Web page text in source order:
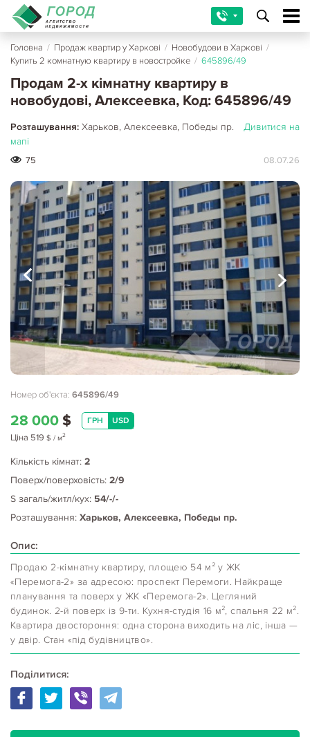
Головна / Продаж квартир у Харкові / Новобудови в Харкові /
Купить 2 комнатную квартиру в новостройке / 645896/49
Продам 2-х кімнатну квартиру в
новобудові, Алексеевка, Код: 645896/49
Розташування: Харьков, Алексеевка, Победы пр.
Дивитися на
мапі
75 08.07.26
Номер об'єкта: 645896/49
28 000 $ ГРН USD
Ціна 519 $ / м2
Кількість кімнат: 2
Поверх/поверховість: 2/9
S загаль/житл/кух: 54/-/-
Розташування: Харьков, Алексеевка, Победы пр.
Опис:
Продаю 2-кімнатну квартиру, площею 54 м² у ЖК
«Перемога-2» за адресою: проспект Перемоги. Найкраще
планування та поверх у ЖК «Перемога-2». Цегляний
будинок. 2-й поверх із 9-ти. Кухня-студія 16 м², спальня 22 м².
Квартира двостороння: одна сторона виходить на ліс, інша —
у двір. Стан «під будівництво».
Поділитися: